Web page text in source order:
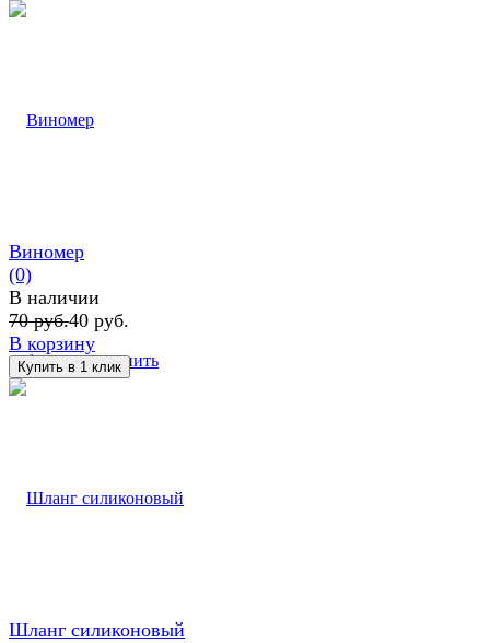
избранное сравнить
Виномер
(0)
В наличии
70 руб.40 руб.
В корзину
Шланг силиконовый